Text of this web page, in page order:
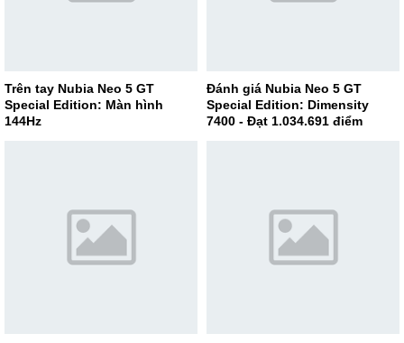
Trên tay Nubia Neo 5 GT
Special Edition: Màn hình
144Hz
Đánh giá Nubia Neo 5 GT
Special Edition: Dimensity
7400 - Đạt 1.034.691 điểm